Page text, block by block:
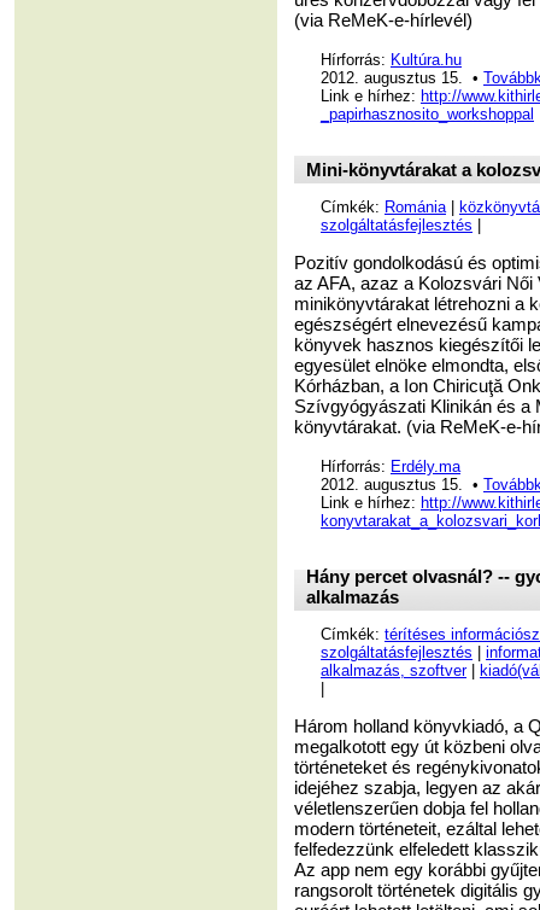
(via ReMeK-e-hírlevél)
Hírforrás: Kultúra.hu
2012. augusztus 15. •
Link e hírhez: http://
_papirhasznosito_workshoppal
Mini-könyvtárakat a
Címkék: Románia|
szolgáltatásfejlesztés
Pozitív gondolkodású és
az AFA, azaz a Kolozsvári
minikönyvtárakat létrehozni a
egészségért elnevezésű
könyvek hasznos kiegészítői
egyesület elnöke elmondta,
Kórházban, a Ion Chiricuţă
Szívgyógyászati Klinikán és a
könyvtárakat. (via ReMeK-e-
Hírforrás: Erdély.ma
2012. augusztus 15. •
Link e hírhez: http://
Hány percet olvasnál? --
alkalmazás
Címkék: térítéses
szolgáltatásfejlesztés
alkalmazás, szoftver|
Három holland könyvkiadó, a
megalkotott egy út közbeni
történeteket és
idejéhez szabja, legyen az
véletlenszerűen dobja fel
modern történeteit, ezáltal
felfedezzünk elfeledett
Az app nem egy korábbi
rangsorolt történetek digitális